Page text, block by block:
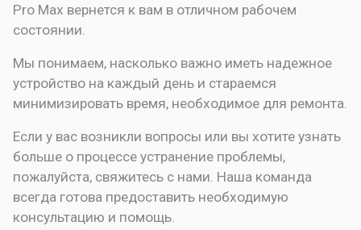
Pro Max вернется к вам в отличном рабочем
состоянии.
Мы понимаем, насколько важно иметь надежное
устройство на каждый день и стараемся
минимизировать время, необходимое для ремонта.
Если у вас возникли вопросы или вы хотите узнать
больше о процессе устранение проблемы,
пожалуйста, свяжитесь с нами. Наша команда
всегда готова предоставить необходимую
консультацию и помощь.